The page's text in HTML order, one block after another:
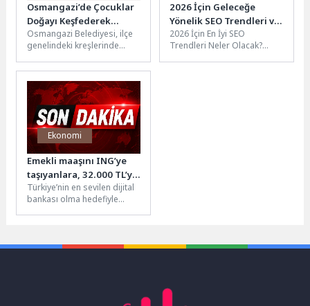
Osmangazi’de Çocuklar
Doğayı Keşfederek
Öğrendi
Osmangazi Belediyesi, ilçe
genelindeki kreşlerinde
doğayla buluşturarak, ata
binmeden atölye
çalışmalarına uzanan...
2026 İçin Geleceğe
Yönelik SEO Trendleri ve
Teknoloji Çözümleri
2026 İçin En İyi SEO
Trendleri Neler Olacak?
Ekonomi
Emekli maaşını ING’ye
taşıyanlara, 32.000 TL’ye
varan nakit promosyon
fırsatı
Türkiye’nin en sevilen dijital
bankası olma hedefiyle